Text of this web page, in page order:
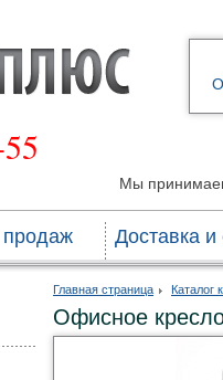
Мы
Доставка и
Главная страница Каталог
Офисное